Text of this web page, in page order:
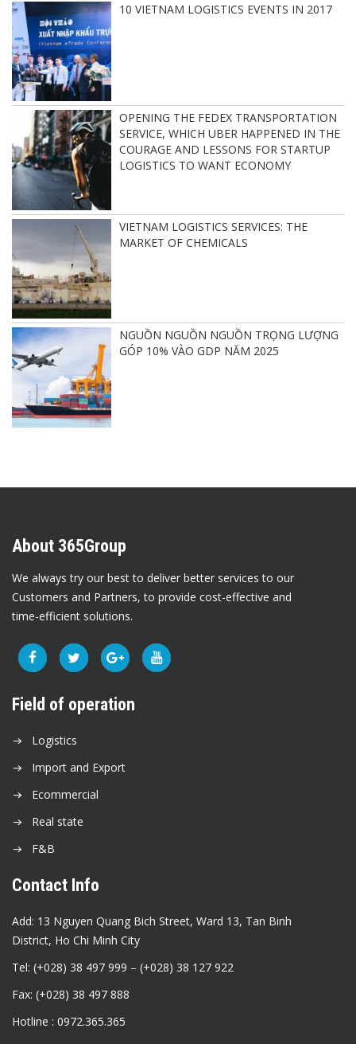
10 VIETNAM LOGISTICS EVENTS IN 2017
OPENING THE FEDEX TRANSPORTATION
SERVICE, WHICH UBER HAPPENED IN THE
COURAGE AND LESSONS FOR STARTUP
LOGISTICS TO WANT ECONOMY
VIETNAM LOGISTICS SERVICES: THE
MARKET OF CHEMICALS
NGUỒN NGUỒN NGUỒN TRỌNG LƯỢNG
GÓP 10% VÀO GDP NĂM 2025
About 365Group
We always try our best to deliver better services to our
Customers and Partners, to provide cost-effective and
time-efficient solutions.
Field of operation
Logistics
Import and Export
Ecommercial
Real state
F&B
Contact Info
Add: 13 Nguyen Quang Bich Street, Ward 13, Tan Binh
District, Ho Chi Minh City
Tel: (+028) 38 497 999 – (+028) 38 127 922
Fax: (+028) 38 497 888
Hotline : 0972.365.365